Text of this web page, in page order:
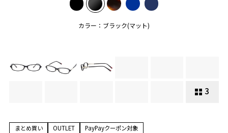
カラー：ブラック(マット)
3
まとめ買い OUTLET PayPayクーポン対象